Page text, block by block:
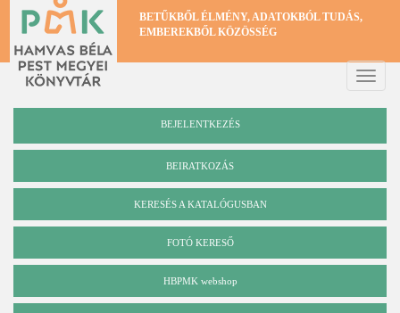
Ugrás
tartalomra
BETŰKBŐL ÉLMÉNY, ADATOKBÓL TUDÁS,
EMBEREKBŐL KÖZÖSSÉG
Toggle
BEJELENTKEZÉS
BEIRATKOZÁS
Katalógus
KERESÉS A KATALÓGUSBAN
FOTÓ KERESŐ
HBPMK webshop